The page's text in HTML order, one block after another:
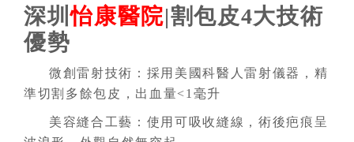
深圳怡康醫院|割包皮4大技術
優勢
微創雷射技術： 採用美國科醫人雷射儀器，精
準切割多餘包皮，出血量<1毫升
美容縫合工藝： 使用可吸收縫線，術後疤痕呈